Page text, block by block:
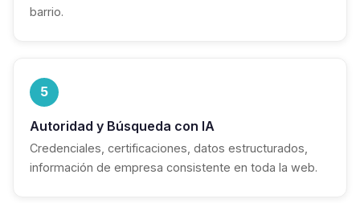
barrio.
5
Autoridad y Búsqueda con IA
Credenciales, certificaciones, datos estructurados,
información de empresa consistente en toda la web.